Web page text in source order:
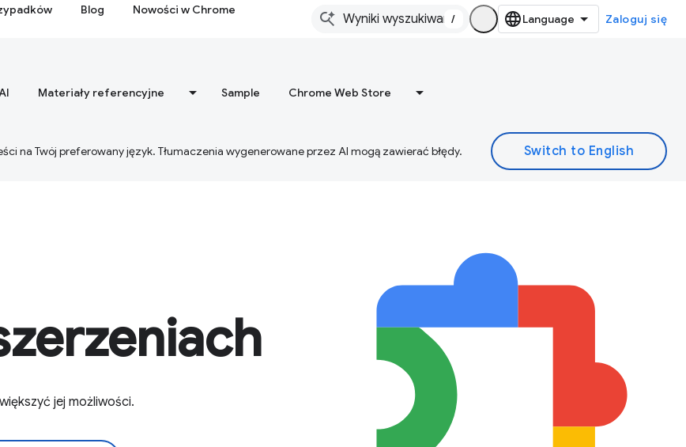
Blog Nowości w Chrome
/ Zaloguj się
Materiały referencyjne Sample Chrome Web Store
na Twój preferowany język. Tłumaczenia wygenerowane przez AI mogą zawierać błędy.
jej możliwości.